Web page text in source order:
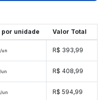
por unidade Valor Total
un R$ 393,99
un R$ 408,99
un R$ 594,99